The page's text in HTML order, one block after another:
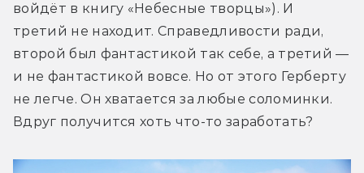
войдёт в книгу «Небесные творцы»). И
третий не находит. Справедливости ради,
второй был фантастикой так себе, а третий —
и не фантастикой вовсе. Но от этого Герберту
не легче. Он хватается за любые соломинки.
Вдруг получится хоть что-то заработать?